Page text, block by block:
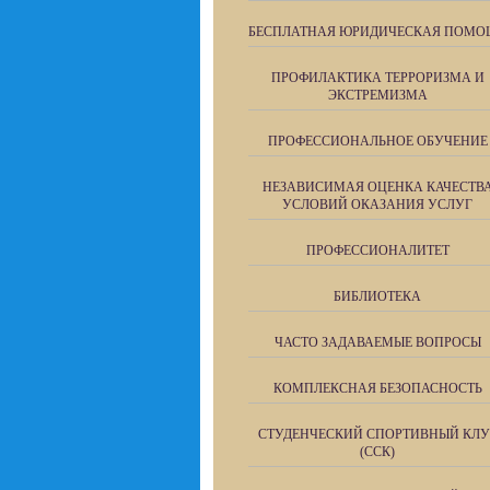
БЕСПЛАТНАЯ ЮРИДИЧЕСКАЯ
ПРОФИЛАКТИКА ТЕРРОРИЗМА И
ЭКСТРЕМИЗМА
ПРОФЕССИОНАЛЬНОЕ ОБУЧЕНИЕ
НЕЗАВИСИМАЯ ОЦЕНКА
УСЛОВИЙ ОКАЗАНИЯ УСЛУГ
ПРОФЕССИОНАЛИТЕТ
БИБЛИОТЕКА
ЧАСТО ЗАДАВАЕМЫЕ ВОПРОСЫ
КОМПЛЕКСНАЯ БЕЗОПАСНОСТЬ
СТУДЕНЧЕСКИЙ СПОРТИВНЫЙ
(ССК)